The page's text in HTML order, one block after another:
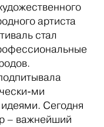
артиста
стал
ми
Сегодня
– важнейший